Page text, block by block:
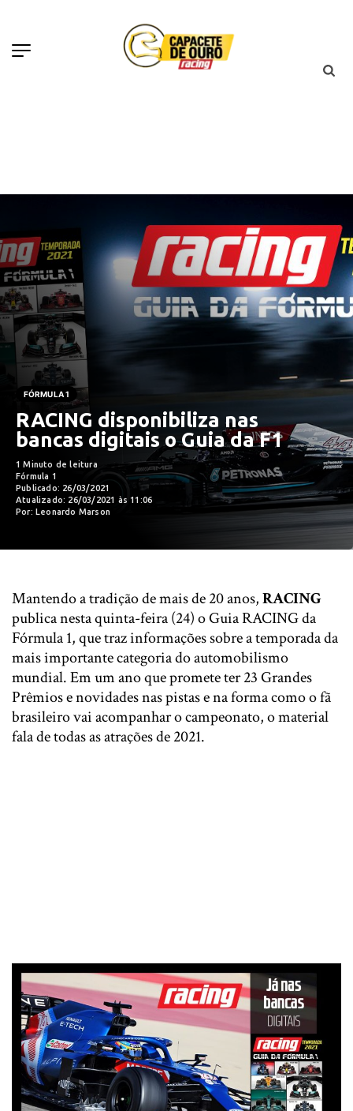
FÓRMULA 1
RACING disponibiliza nas
bancas digitais o Guia da F1
1 Minuto de leitura
Fórmula 1
Publicado: 26/03/2021
Atualizado: 26/03/2021 às 11:06
Por: Leonardo Marson
Mantendo a tradição de mais de 20 anos,RACING
publica nesta quinta-feira (24) o Guia RACING da
Fórmula 1, que traz informações sobre a temporada da
mais importante categoria do automobilismo
mundial. Em um ano que promete ter 23 Grandes
Prêmios e novidades nas pistas e na forma como o fã
brasileiro vai acompanhar o campeonato, o material
fala de todas as atrações de 2021.